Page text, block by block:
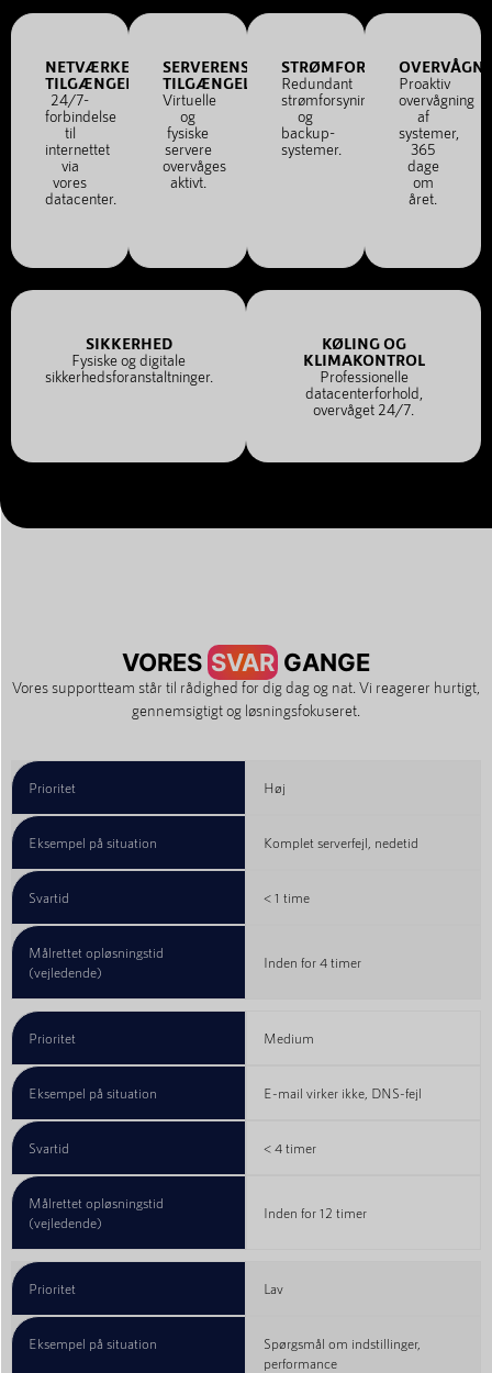
NETVÆRKETS
TILGÆNGELIGHED
24/7-
forbindelse
til
internettet
via
vores
datacenter.
SERVERENS
TILGÆNGELIGHED
Virtuelle
og
fysiske
servere
overvåges
aktivt.
STRØMFORSYNING
Redundant
strømforsyning
og
backup-
systemer.
Proaktiv
overvågning
af
systemer,
365
dage
om
året.
SIKKERHED
Fysiske og digitale
sikkerhedsforanstaltninger.
KØLING OG
KLIMAKONTROL
Professionelle
datacenterforhold,
overvåget 24/7.
VORES SVAR GANGE
Vores supportteam står til rådighed for dig dag og nat. Vi reagerer hurtigt,
gennemsigtigt og løsningsfokuseret.
Prioritet Høj
Eksempel på situation Komplet serverfejl, nedetid
Svartid < 1 time
Målrettet opløsningstid
(vejledende)
Inden for 4 timer
Prioritet Medium
Eksempel på situation E-mail virker ikke, DNS-fejl
Svartid < 4 timer
Målrettet opløsningstid
(vejledende)
Inden for 12 timer
Prioritet Lav
Eksempel på situation
Spørgsmål om indstillinger,
performance